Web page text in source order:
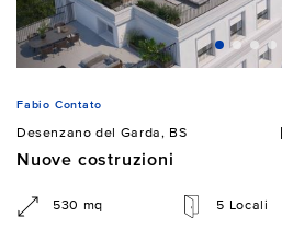
Fabio Contato
Desenzano del Garda, BS
Nuove costruzioni
530 mq 5 Locali